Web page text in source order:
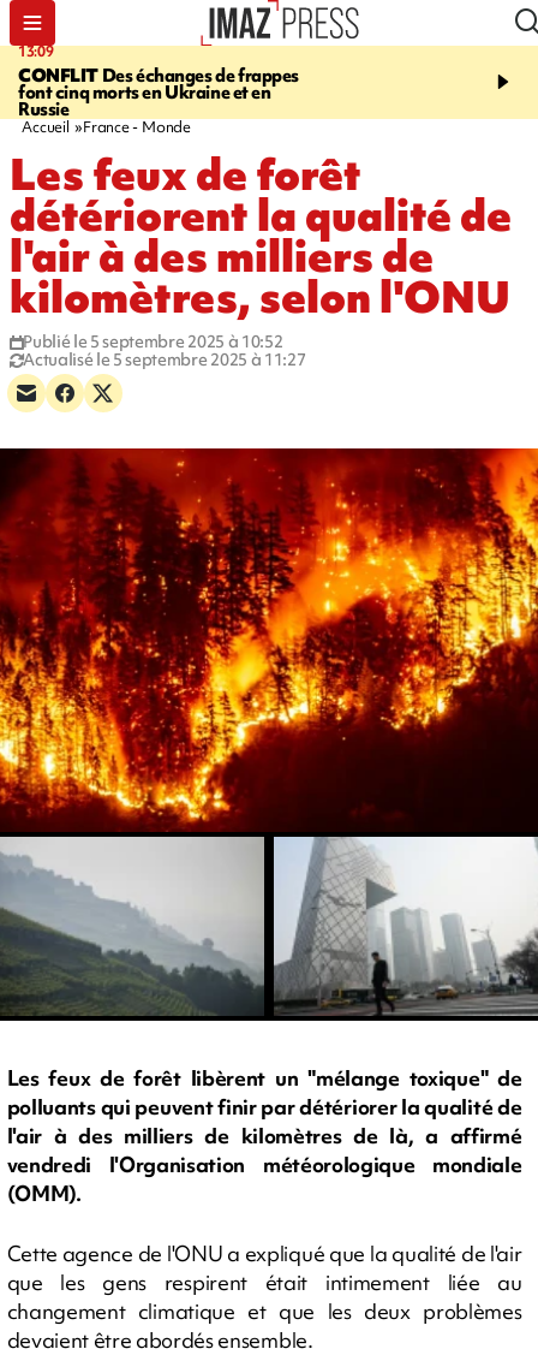
13:09
CONFLIT Des échanges de frappes
font cinq morts en Ukraine et en
Russie
17:14
Quatre
européennes pour les
Accueil France - Monde
Les feux de forêt
détériorent la qualité de
l'air à des milliers de
kilomètres, selon l'ONU
Publié le 5 septembre 2025 à 10:52
Actualisé le 5 septembre 2025 à 11:27
Les feux de forêt libèrent un "mélange toxique" de
polluants qui peuvent finir par détériorer la qualité de
l'air à des milliers de kilomètres de là, a affirmé
vendredi l'Organisation météorologique mondiale
(OMM).
Cette agence de l'ONU a expliqué que la qualité de l'air
que les gens respirent était intimement liée au
changement climatique et que les deux problèmes
devaient être abordés ensemble.